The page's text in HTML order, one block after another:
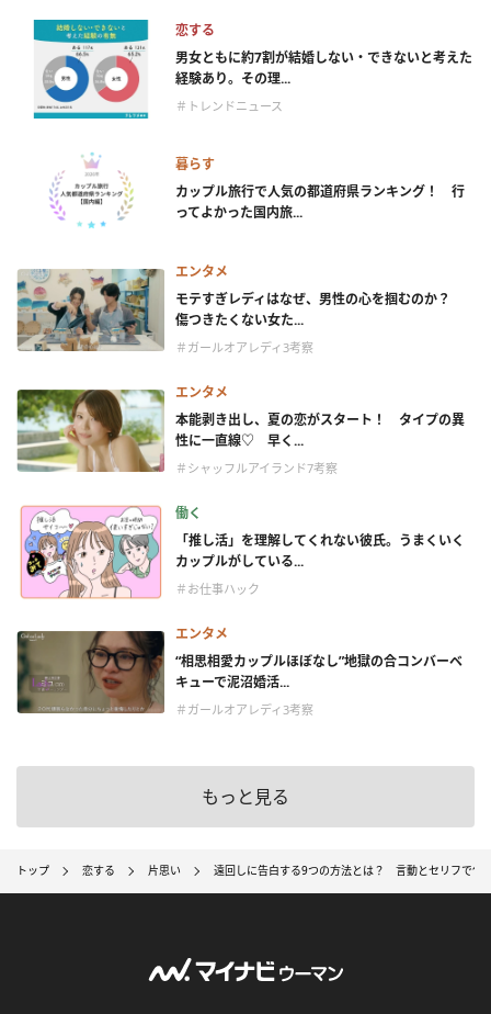
恋する
男女ともに約7割が結婚しない・できないと考えた
経験あり。その理...
＃トレンドニュース
暮らす
カップル旅行で人気の都道府県ランキング！ 行
ってよかった国内旅...
エンタメ
モテすぎレディはなぜ、男性の心を掴むのか？
傷つきたくない女た...
＃ガールオアレディ3考察
エンタメ
本能剥き出し、夏の恋がスタート！ タイプの異
性に一直線♡ 早く...
＃シャッフルアイランド7考察
働く
「推し活」を理解してくれない彼氏。うまくいく
カップルがしている...
＃お仕事ハック
エンタメ
“相思相愛カップルほぼなし”地獄の合コンバーベ
キューで泥沼婚活...
＃ガールオアレディ3考察
もっと見る
トップ 恋する 片思い 遠回しに告白する9つの方法とは？ 言動とセリフで匂